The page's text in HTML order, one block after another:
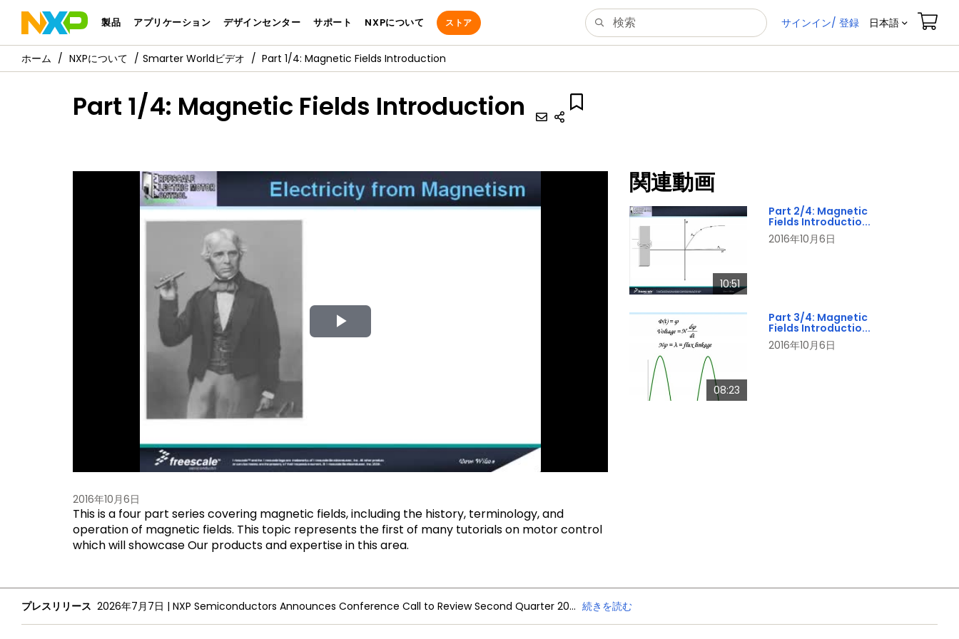
製品 アプリケーション デザインセンター サポート NXPについて ストア サインイン/ 登録 日本語
NXPについて Smarter Worldビデオ Part 1/4: Magnetic Fields Introduction
Part 1/4: Magnetic Fields Introduction
Play
2016年10月6日
This is a four part series covering magnetic fields, including the history, terminology, and
operation of magnetic fields. This topic represents the first of many tutorials on motor control
which will showcase Our products and expertise in this area.
関連動画
10:51
Part 2/4: Magnetic
Fields Introductio...
2016年10月6日
08:23
Part 3/4: Magnetic
Fields Introductio...
2016年10月6日
プレスリリース 2026年7月7日 | NXP Semiconductors Announces Conference Call to Review Second Quarter 2026 Financial Results 続きを読む